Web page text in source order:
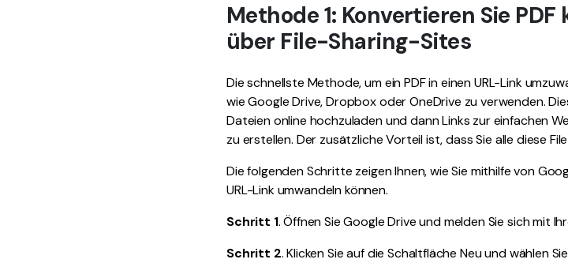
Methode 1: Konvertieren Sie
über File-Sharing-Sites
Die schnellste Methode, um ein PDF in einen URL-Link
wie Google Drive, Dropbox oder OneDrive zu verwenden.
Dateien online hochzuladen und dann Links zur einfachen
zu erstellen. Der zusätzliche Vorteil ist, dass Sie alle diese
Die folgenden Schritte zeigen Ihnen, wie Sie mithilfe von
URL-Link umwandeln können.
Schritt 1. Öffnen Sie Google Drive und melden Sie sich mit
Schritt 2. Klicken Sie auf die Schaltfläche Neu und wählen